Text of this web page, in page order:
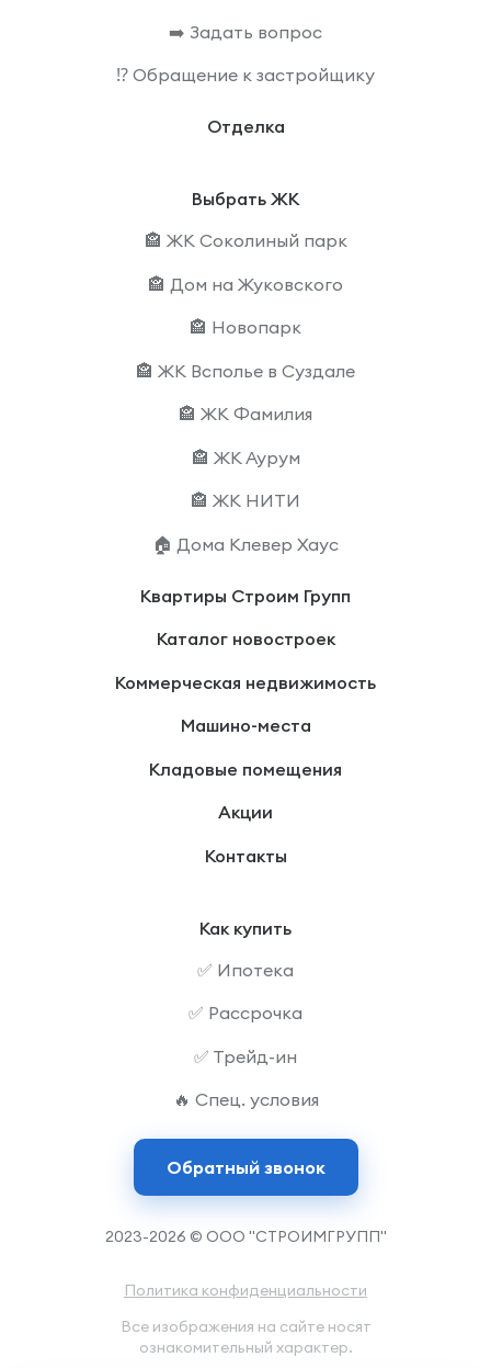
➡️ Задать вопрос
⁉️ Обращение к застройщику
Отделка
Выбрать ЖК
🏤 ЖК Соколиный парк
🏤 Дом на Жуковского
🏤 Новопарк
🏤 ЖК Всполье в Суздале
🏤 ЖК Фамилия
🏤 ЖК Аурум
🏤 ЖК НИТИ
🏠 Дома Клевер Хаус
Квартиры Строим Групп
Каталог новостроек
Коммерческая недвижимость
Машино-места
Кладовые помещения
Акции
Контакты
Как купить
✅ Ипотека
✅ Рассрочка
✅ Трейд-ин
🔥 Спец. условия
Обратный звонок
2023-2026 © ООО "СТРОИМГРУПП"
Политика конфиденциальности
Все изображения на сайте носят
ознакомительный характер.